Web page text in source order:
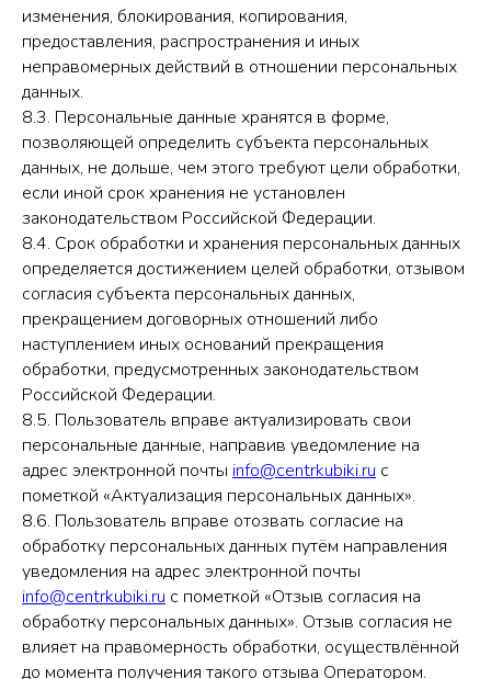
изменения, блокирования, копирования,
предоставления, распространения и иных
неправомерных действий в отношении персональных
данных.
8.3. Персональные данные хранятся в форме,
позволяющей определить субъекта персональных
данных, не дольше, чем этого требуют цели обработки,
если иной срок хранения не установлен
законодательством Российской Федерации.
8.4. Срок обработки и хранения персональных данных
определяется достижением целей обработки, отзывом
согласия субъекта персональных данных,
прекращением договорных отношений либо
наступлением иных оснований прекращения
обработки, предусмотренных законодательством
Российской Федерации.
8.5. Пользователь вправе актуализировать свои
персональные данные, направив уведомление на
адрес электронной почты info@centrkubiki.ru с
пометкой «Актуализация персональных данных».
8.6. Пользователь вправе отозвать согласие на
обработку персональных данных путём направления
уведомления на адрес электронной почты
info@centrkubiki.ru с пометкой «Отзыв согласия на
обработку персональных данных». Отзыв согласия не
влияет на правомерность обработки, осуществлённой
до момента получения такого отзыва Оператором.